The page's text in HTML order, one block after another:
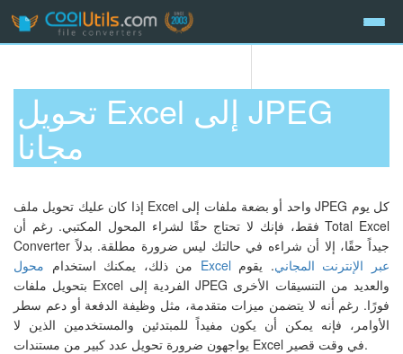
تحويل Excel إلى JPEG
مجانا
إذا كان عليك تحويل ملف Excel واحد أو بضعة ملفات إلى JPEG كل يوم
فقط، فإنك لا تحتاج حقًا لشراء المحول المكتبي. رغم أن Total Excel
Converter جيداً حقًا، إلا أن شراءه في حالتك ليس ضرورة مطلقة. بدلاً
من ذلك، يمكنك استخدام
محول Excel عبر الإنترنت المجاني. يقوم
بتحويل ملفات Excel الفردية إلى JPEG والعديد من التنسيقات الأخرى
فورًا. رغم أنه لا يتضمن ميزات متقدمة، مثل وظيفة الدفعة أو دعم سطر
الأوامر، فإنه يمكن أن يكون مفيداً للمبتدئين والمستخدمين الذين لا
يواجهون ضرورة تحويل عدد كبير من مستندات Excel في وقت قصير.